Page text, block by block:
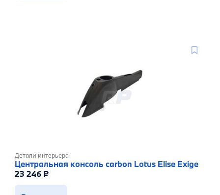
Детали интерьера
Центральная консоль carbon Lotus Elise Exige
23 246 ₽